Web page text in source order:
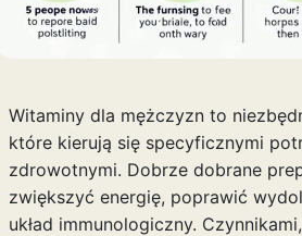
Witaminy dla mężczyzn to
które kierują się specyficznymi
zdrowotnymi. Dobrze dobrane
zwiększyć energię, poprawić
układ immunologiczny.